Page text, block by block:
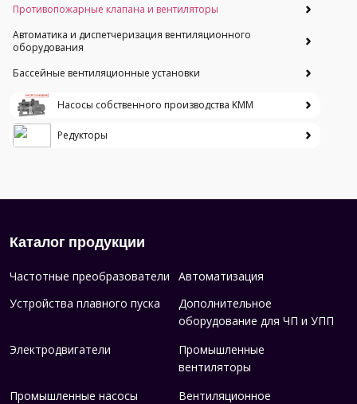
Противопожарные клапана и вентиляторы
Автоматика и диспетчеризация вентиляционного
оборудования
Бассейные вентиляционные установки
Насосы собственного производства KMM
Редукторы
Каталог продукции
Частотные преобразователи
Автоматизация
Устройства плавного пуска
Дополнительное
оборудование для ЧП и УПП
Электродвигатели Промышленные
вентиляторы
Промышленные насосы Вентиляционное